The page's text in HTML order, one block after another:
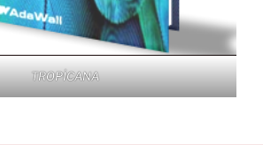
TROPİCANA